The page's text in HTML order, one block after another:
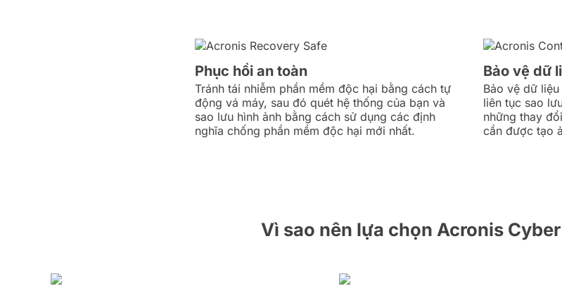
Phục hồi an toàn
Tránh tái nhiễm phần mềm độc hại bằng cách tự
động vá máy, sau đó quét hệ thống của bạn và
sao lưu hình ảnh bằng cách sử dụng các định
nghĩa chống phần mềm độc hại mới nhất.
Bảo vệ dữ
Bảo vệ dữ
liên tục sao
những thay
cần được tạo
Vì sao nên lựa chọn Acronis